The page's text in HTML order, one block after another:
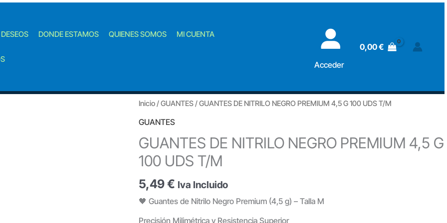
DONDE ESTAMOS QUIENES SOMOS MI CUENTA
Acceder
0,00€
Inicio/GUANTES/ GUANTES DE NITRILO NEGRO PREMIUM 4,5 G 100 UDS T/M
GUANTES
GUANTES DE NITRILO NEGRO PREMIUM 4,5 G
100 UDS T/M
5,49€ Iva Incluido
🖤 Guantes de Nitrilo Negro Premium (4,5 g) – Talla M
Precisión Milimétrica y Resistencia Superior
UDS
T/M